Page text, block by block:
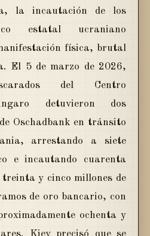
la incautación de los
estatal ucraniano
física, brutal
El 5 de marzo de 2026,
del Centro
detuvieron dos
Oschadbank en tránsito
arrestando a siete
e incautando cuarenta
treinta y cinco millones de
de oro bancario, con
ochenta y